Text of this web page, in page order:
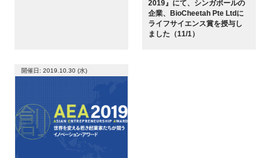
2019』にて、シンガポールの
企業、BioCheetah Pte Ltdに
ライフサイエンス賞を授与し
ました（11/1）
開催日: 2019.10.30 (水)